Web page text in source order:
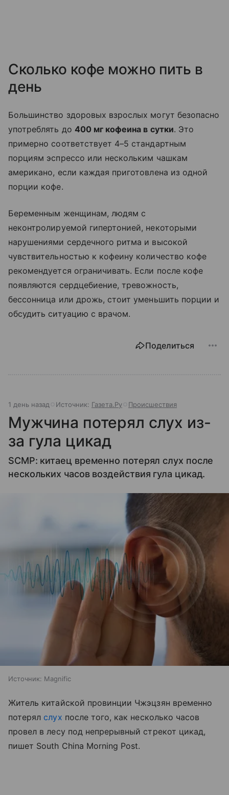
Сколько кофе можно пить в
день
Большинство здоровых взрослых могут безопасно
употреблять до 400 мг кофеина в сутки. Это
примерно соответствует 4–5 стандартным
порциям эспрессо или нескольким чашкам
американо, если каждая приготовлена из одной
порции кофе.
Беременным женщинам, людям с
неконтролируемой гипертонией, некоторыми
нарушениями сердечного ритма и высокой
чувствительностью к кофеину количество кофе
рекомендуется ограничивать. Если после кофе
появляются сердцебиение, тревожность,
бессонница или дрожь, стоит уменьшить порции и
обсудить ситуацию с врачом.
Поделиться
1 день назад Источник: Газета.Ру Происшествия
Мужчина потерял слух из-
за гула цикад
SCMP: китаец временно потерял слух после
нескольких часов воздействия гула цикад.
Источник: Magnific
Житель китайской провинции Чжэцзян временно
потерял слух после того, как несколько часов
провел в лесу под непрерывный стрекот цикад,
пишет South China Morning Post.